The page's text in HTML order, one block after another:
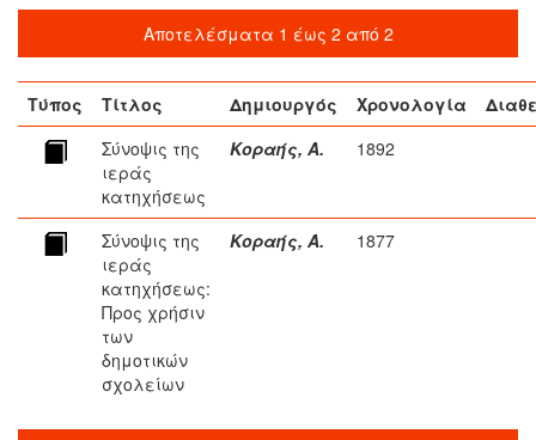
Αποτελέσματα 1 έως 2 από 2
Τύπος Τίτλος Δημιουργός Χρονολογία
Σύνοψις της
ιεράς
κατηχήσεως
Κοραής, Α. 1892
Σύνοψις της
ιεράς
κατηχήσεως:
Προς χρήσιν
των
δημοτικών
σχολείων
Κοραής, Α. 1877